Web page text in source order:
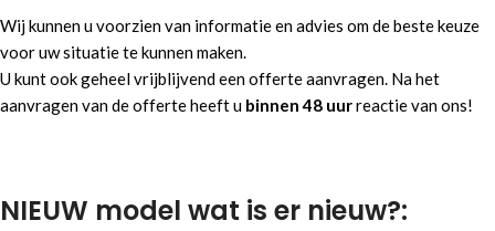
Beste match in efficiëntie als u veel
stedelijke projecten heeft. Vraag nu
geheel vrijblijvend een offerte
aan en krijg op werkdagen
binnen
48 uurreactie!
Wij kunnen u voorzien van informatie en advies om de beste keuze
voor uw situatie te kunnen maken.
U kunt ook geheel vrijblijvend een offerte aanvragen. Na het
aanvragen van de offerte heeft u binnen 48 uurreactie van ons!
NIEUW model wat is er nieuw?: